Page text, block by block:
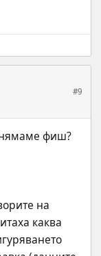
#9
на
каква